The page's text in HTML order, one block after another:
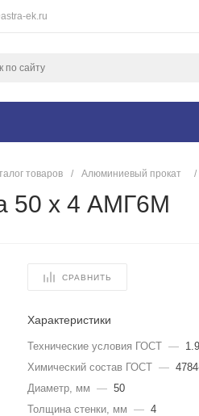
ek.ru
товаров / Алюминиевый прокат /
50 х 4 АМГ6М
СРАВНИТЬ
Характеристики
Технические условия ГОСТ —
Химический состав ГОСТ —
Диаметр, мм — 50
Толщина стенки, мм — 4